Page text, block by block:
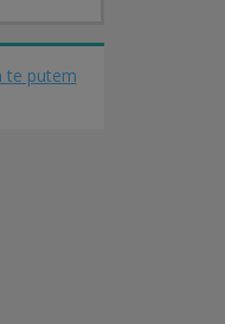
te putem